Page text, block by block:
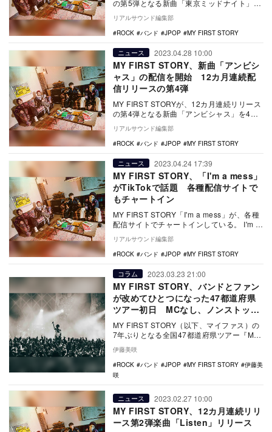
の第5弾となる新曲「東京ミッドナイト」を
配信リリースした。 同曲は、真夜…
リアルサウンド編集部
ROCK
バンド JPOP MY FIRST STORY
ニュース 2023.04.28 10:00
MY FIRST STORY、新曲「アンビシ
ャス」の配信を開始 12カ月連続配
信リリースの第4弾
MY FIRST STORYが、12カ月連続リリース
の第4弾となる新曲「アンビシャス」を4月
28日に配信リリースした。 同バ…
リアルサウンド編集部
ROCK
バンド JPOP MY FIRST STORY
ニュース 2023.04.24 17:39
MY FIRST STORY、「I'm a mess」
がTikTokで話題 各種配信サイトで
もチャートイン
MY FIRST STORY「I'm a mess」が、各種
配信サイトでチャートインしている。 I'm a
リアルサウンド編集部
ROCK
バンド JPOP MY FIRST STORY
コラム 2023.03.23 21:00
MY FIRST STORY、バンドとファン
が改めてひとつになった47都道府県
ツアー初日 MCなし、ノンストップ
で駆け抜けた80分
MY FIRST STORY（以下、マイファス）の
7年ぶりとなる全国47都道府県ツアー『MY
FIRST STORY -THE …
伊藤美咲
ROCK
バンド JPOP MY FIRST STORY
伊藤美
咲
ニュース 2023.02.27 10:00
MY FIRST STORY、12カ月連続リリ
ース第2弾楽曲「Listen」リリース